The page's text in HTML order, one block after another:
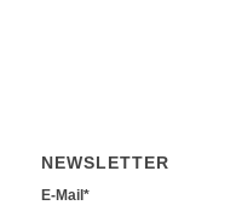
NEWSLETTER
E-Mail*